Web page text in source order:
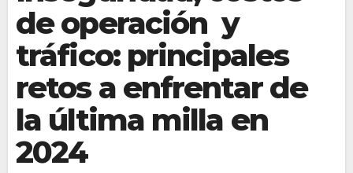
de operación y
tráfico: principales
retos a enfrentar de
la última milla en
2024